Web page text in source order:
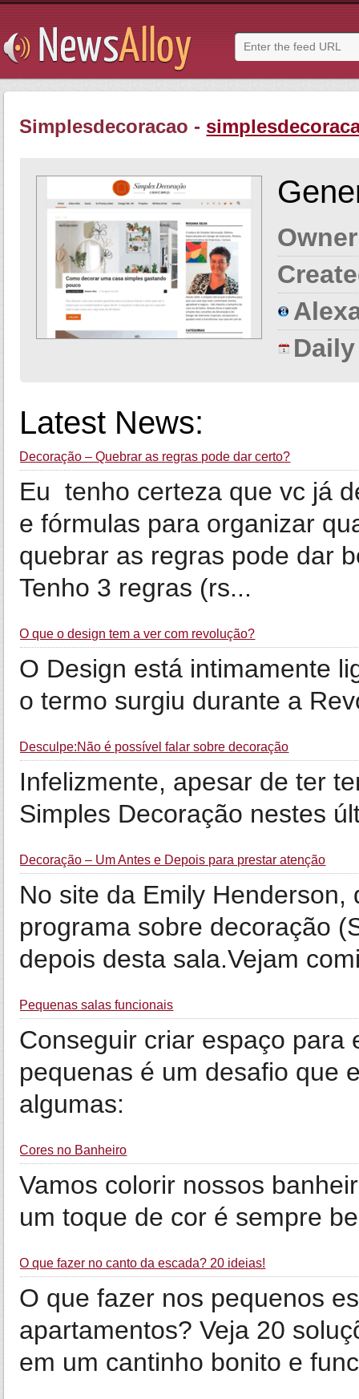
Simplesdecoracao -
Latest News:
Decoração – Quebrar as regras pode dar certo?
Eu tenho certeza que vc já
e fórmulas para organizar
quebrar as regras pode dar
Tenho 3 regras (rs...
O que o design tem a ver com revolução?
O Design está intimamente
o termo surgiu durante a
Desculpe:Não é possível falar sobre decoração
Infelizmente, apesar de ter
Simples Decoração nestes
Decoração – Um Antes e Depois para prestar atenção
No site da Emily
programa sobre decoração
depois desta sala.Vejam
Pequenas salas funcionais
Conseguir criar espaço para
pequenas é um desafio que
algumas:
Cores no Banheiro
Vamos colorir nossos
um toque de cor é sempre
O que fazer no canto da escada? 20 ideias!
O que fazer nos pequenos
apartamentos? Veja 20
em um cantinho bonito e